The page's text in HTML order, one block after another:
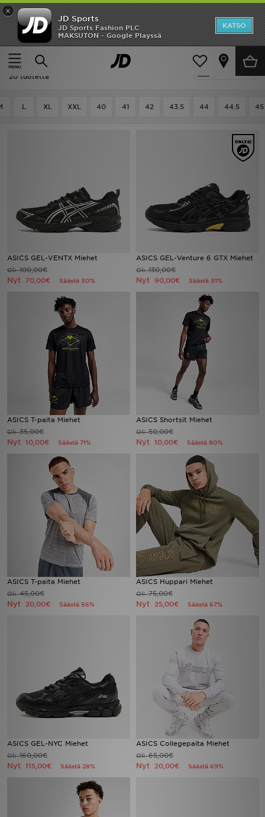
×
JD Sports
JD Sports Fashion PLC
MAKSUTON - Google Playssä
KATSO
Etusivu
Miehet
Suodata
Ale | Miehet - ASICS
20 tuotetta
L XL XXL 40 41 42 43.5 44 44.5 45
ASICS GEL-VENTX Miehet
Oli100,00€
Nyt 70,00€ Säästä 30%
ASICS GEL-Venture 6 GTX Miehet
Oli130,00€
Nyt 90,00€ Säästä 31%
ASICS T-paita Miehet
Oli35,00€
Nyt 10,00€ Säästä 71%
ASICS Shortsit Miehet
Oli50,00€
Nyt 10,00€ Säästä 80%
ASICS T-paita Miehet
Oli45,00€
Nyt 20,00€ Säästä 56%
ASICS Huppari Miehet
Oli75,00€
Nyt 25,00€ Säästä 67%
ASICS GEL-NYC Miehet
Oli160,00€
Nyt 115,00€ Säästä 28%
ASICS Collegepaita Miehet
Oli65,00€
Nyt 20,00€ Säästä 69%
Etusivu
ALE
Uutuudet
Tuotemerkit
Lataa JD-sovellus
Minun JD
Minun viestini
Asiakaspalvelu ja tietoa